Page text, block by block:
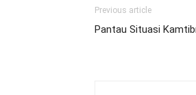
Previous article
Pantau Situasi